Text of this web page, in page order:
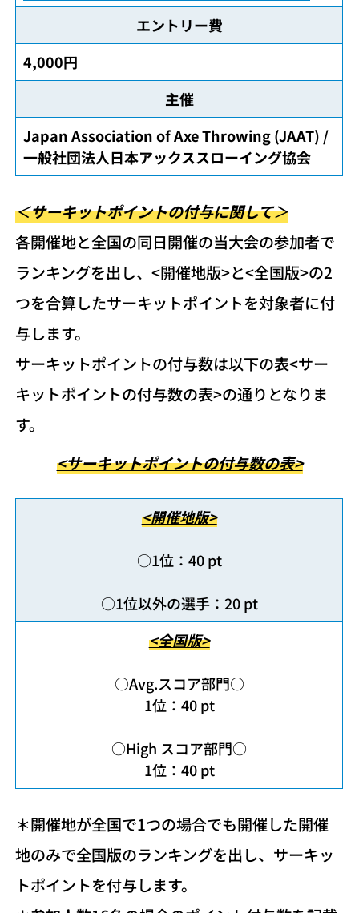
エントリー費
4,000円
主催
Japan Association of Axe Throwing (JAAT) /
一般社団法人日本アックススローイング協会
＜サーキットポイントの付与に関して＞
各開催地と全国の同日開催の当大会の参加者で
ランキングを出し、<開催地版>と<全国版>の2
つを合算したサーキットポイントを対象者に付
与します。
サーキットポイントの付与数は以下の表<サー
キットポイントの付与数の表>の通りとなりま
す。
<サーキットポイントの付与数の表>
<開催地版>
○1位：40 pt
○1位以外の選手：20 pt
<全国版>
○Avg.スコア部門○
1位：40 pt
○High スコア部門○
1位：40 pt
＊開催地が全国で1つの場合でも開催した開催
地のみで全国版のランキングを出し、サーキッ
トポイントを付与します。